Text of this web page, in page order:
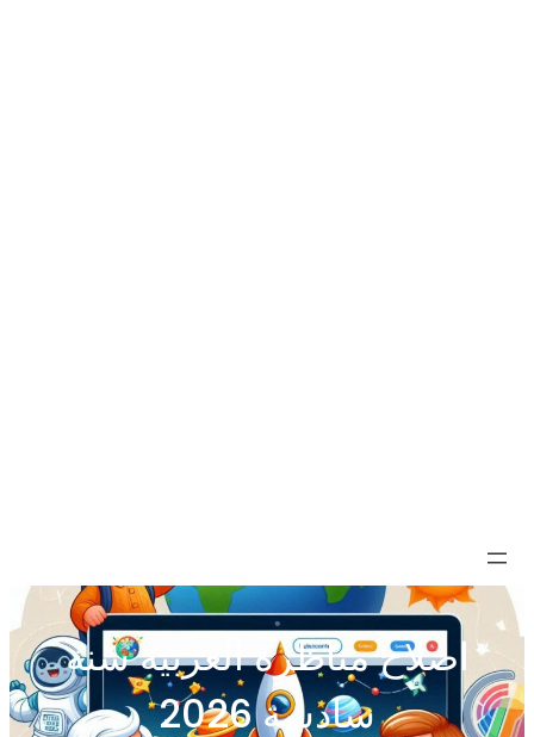
تخطى
إلى
المحتوى
اصلاح مناظرة العربية سنة
سادسة 2026